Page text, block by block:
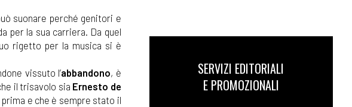
suonare perché genitori e
per la sua carriera. Da quel
rigetto per la musica si è
vissuto l’abbandono, è
il trisavolo sia Ernesto de
e che è sempre stato il
SERVIZI EDITORIALI
E PROMOZIONALI